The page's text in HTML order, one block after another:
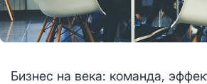
Бизнес на века: команда,